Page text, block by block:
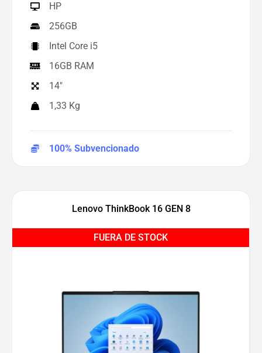
HP
256GB
Intel Core i5
16GB RAM
14"
1,33 Kg
100% Subvencionado
Lenovo ThinkBook 16 GEN 8
FUERA DE STOCK